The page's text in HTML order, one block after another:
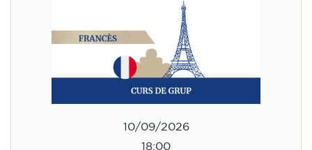
10/09/2026
18:00